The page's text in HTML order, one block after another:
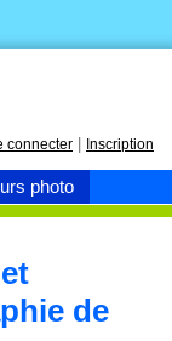
photo
connecter Inscription
de